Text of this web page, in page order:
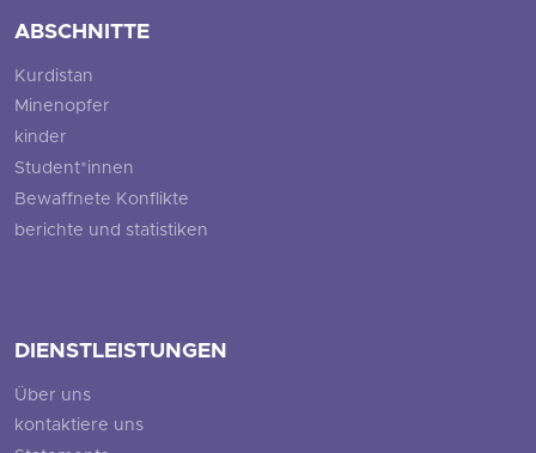
ABSCHNITTE
Kurdistan
Minenopfer
kinder
Student*innen
Bewaffnete Konflikte
berichte und statistiken
DIENSTLEISTUNGEN
Über uns
kontaktiere uns